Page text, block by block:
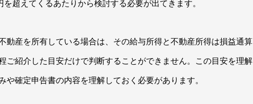
超えてくるあたりから検討する必要が出てきます。
動産を所有している場合は、その給与所得と不動産所得は損益通算
ご紹介した目安だけで判断することができません。この目安を理解
確定申告書の内容を理解しておく必要があります。